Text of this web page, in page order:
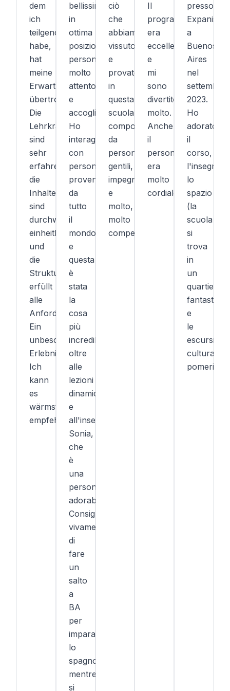
dem
ich
teilgenommen
habe,
hat
meine
Erwartungen
übertroffen.
Die
Lehrkräfte
sind
sehr
erfahren,
die
Inhalte
sind
durchweg
einheitlich
und
die
Struktur
erfüllt
alle
Anforderungen.
Ein
unbeschreibliches
Erlebnis!
Ich
kann
es
wärmstens
empfehlen!
bellissima,
in
ottima
posizione,
personale
molto
attento
e
accogliente.
Ho
interagito
con
persone
provenienti
da
tutto
il
mondo
e
questa
è
stata
la
cosa
più
incredibile,
oltre
alle
lezioni
dinamiche
e
all'insegnante
Sonia,
che
è
una
persona
adorabile!
Consiglio
vivamente
di
fare
un
salto
a
BA
per
imparare
lo
spagnolo
mentre
si
ciò
che
abbiamo
vissuto
e
provato
in
questa
scuola,
composta
da
persone
gentili,
impegnate
e
molto,
molto
competenti.
Il
programma
era
eccellente
e
mi
sono
divertito/a
molto.
Anche
il
personale
era
molto
cordiale.
presso
Expanish
a
Buenos
Aires
nel
settembre
2023.
Ho
adorato
il
corso,
lo
spazio
(la
scuola
si
trova
in
un
quartiere
fantastico)
e
le
escursioni
culturali